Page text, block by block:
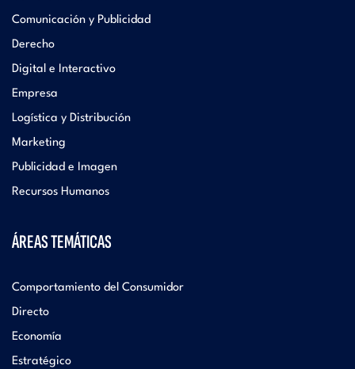
Comunicación y Publicidad
Derecho
Digital e Interactivo
Empresa
Logística y Distribución
Marketing
Publicidad e Imagen
Recursos Humanos
ÁREAS TEMÁTICAS
Comportamiento del Consumidor
Directo
Economía
Estratégico